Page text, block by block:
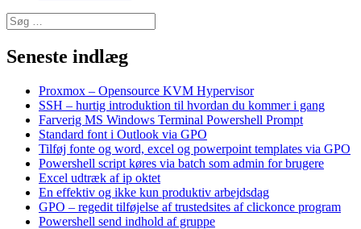
Søg
efter:
Seneste indlæg
Proxmox – Opensource KVM Hypervisor
SSH – hurtig introduktion til hvordan du kommer i gang
Farverig MS Windows Terminal Powershell Prompt
Standard font i Outlook via GPO
Tilføj fonte og word, excel og powerpoint templates via GPO
Powershell script køres via batch som admin for brugere
Excel udtræk af ip oktet
En effektiv og ikke kun produktiv arbejdsdag
GPO – regedit tilføjelse af trustedsites af clickonce program
Powershell send indhold af gruppe